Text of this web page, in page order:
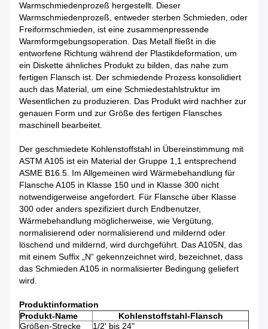
Warmschmiedenprozeß hergestellt. Dieser
Warmschmiedenprozeß, entweder sterben Schmieden, oder
Freiformschmieden, ist eine zusammenpressende
Warmformgebungsoperation. Das Metall fließt in die
entworfene Richtung während der Plastikdeformation, um
ein Diskette ähnliches Produkt zu bilden, das nahe zum
fertigen Flansch ist. Der schmiedende Prozess konsolidiert
auch das Material, um eine Schmiedestahlstruktur im
Wesentlichen zu produzieren. Das Produkt wird nachher zur
genauen Form und zur Größe des fertigen Flansches
maschinell bearbeitet.
Der geschmiedete Kohlenstoffstahl in Übereinstimmung mit
ASTM A105 ist ein Material der Gruppe 1,1 entsprechend
ASME B16.5. Im Allgemeinen wird Wärmebehandlung für
Flansche A105 in Klasse 150 und in Klasse 300 nicht
notwendigerweise angefordert. Für Flansche über Klasse
300 oder anders spezifiziert durch Endbenutzer,
Wärmebehandlung möglicherweise, wie Vergütung,
normalisierend oder normalisierend und mildernd oder
löschend und mildernd, wird durchgeführt. Das A105N, das
mit einem Suffix „N“ gekennzeichnet wird, bezeichnet, dass
das Schmieden A105 in normalisierter Bedingung geliefert
wird.
Produktinformation
Produkt-Name
Kohlenstoffstahl-Flansch
Größen-Strecke
1/2' bis 24"